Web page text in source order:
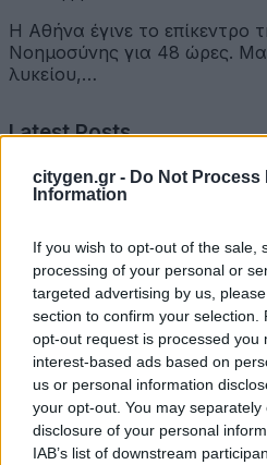
citygen.gr - Do Not Process
Information
If you wish to opt-out of the sale,
processing of your personal or
targeted advertising by us,
section to confirm your selection.
opt-out request is processed you
interest-based ads based on
us or personal information
your opt-out. You may
disclosure of your personal
IAB’s list of downstream
Η Αθήνα έγινε το επίκεντρο
Νοημοσύνης για 48 ώρες.
λυκείου,…
Latest Posts
Όμιλος Σαρακάκη:
6 Αυγούστου 2026
Ν. Χαρδαλιάς: «Με το
Περιφέρεια αποκτά ένα
εργαλείο λογοδοσίας»
6 Αυγούστου 2026
Δήμος Αθηναίων: 43 σχολικές
πράσινες και πιο δροσερές